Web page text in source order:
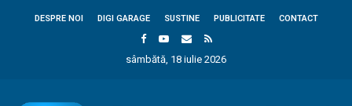
DESPRE NOI DIGI GARAGE SUSTINE PUBLICITATE CONTACT
sâmbătă, 18 iulie 2026